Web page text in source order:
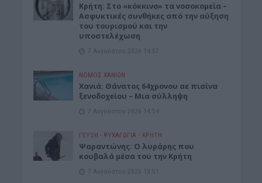
Κρήτη: Στο «κόκκινο» τα νοσοκομεία –
Ασφυκτικές συνθήκες από την αύξηση
του τουρισμού και την
υποστελέχωση
7 Αυγούστου 2026 14:57
ΝΟΜΌΣ ΧΑΝΊΩΝ
Χανιά: Θάνατος 64χρονου σε πισίνα
ξενοδοχείου – Μια σύλληψη
7 Αυγούστου 2026 14:54
ΓΕΎΣΗ - ΨΥΧΑΓΩΓΊΑ • ΚΡΗΤΗ
Ψαραντώνης: Ο λυράρης που
κουβαλά μέσα του την Κρήτη
7 Αυγούστου 2026 13:51